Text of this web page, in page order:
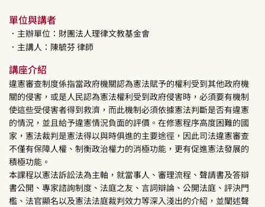
單位與講者
．主辦單位：財團法人理律文教基金會
．主講人： 陳毓芬律師
講座介紹
違憲審查制度係指當政府機關認為憲法賦予的權利受到其他政府機
關的侵害，或是人民認為憲法權利受到政府侵害時，必須要有機制
使這些受侵害者得到救濟，而此機制必須依據憲法判斷是否有違憲
的情況，並且給予違憲情況負面的評價。在修憲程序高度困難的國
家，憲法裁判是憲法得以與時俱進的主要途徑，因此司法違憲審查
不僅有保障人權、制衡政治權力的消極功能，更有促進憲法發展的
積極功能。
本課程以憲法訴訟法為主軸，就當事人、審理流程、聲請書及答辯
書公開、專家諮詢制度、法庭之友、言詞辯論、公開法庭、評決門
檻、法官顯名以及憲法法庭裁判效力等深入淺出的介紹，並闡述聲